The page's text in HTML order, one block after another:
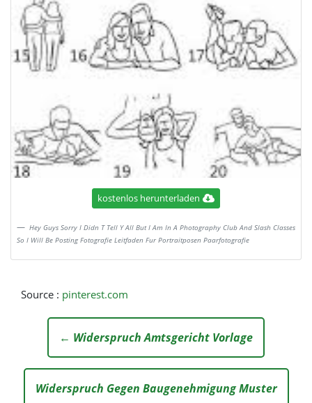
kostenlos herunterladen
Hey Guys Sorry I Didn T Tell Y All But I Am In A Photography Club And Slash Classes
So I Will Be Posting Fotografie Leitfaden Fur Portraitposen Paarfotografie
Source : pinterest.com
← Widerspruch Amtsgericht Vorlage
Widerspruch Gegen Baugenehmigung Muster